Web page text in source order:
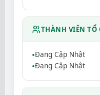
THÀNH VIÊN TỔ
Đang Cập Nhật
Đang Cập Nhật